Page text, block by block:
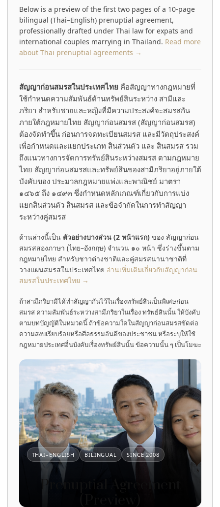
Below is a preview of the first two pages of a 10-page
bilingual (Thai–English) prenuptial agreement,
professionally drafted under Thai law for expats and
international couples marrying in Thailand. Read more
about Thai prenuptial agreements →
สัญญาก่อนสมรสในประเทศไทยคือสัญญาทางกฎหมายที่
ใช้กำหนดความสัมพันธ์ด้านทรัพย์สินระหว่าง สามีและ
ภริยา สำหรับชายและหญิงที่มีความประสงค์จะสมรสกัน
ภายใต้กฎหมายไทย สัญญาก่อนสมรส (สัญญาก่อนสมรส)
ต้องจัดทำขึ้น ก่อนการจดทะเบียนสมรส และมีวัตถุประสงค์
เพื่อกำหนดและแยกประเภท สินส่วนตัว และ สินสมรส รวม
ถึงแนวทางการจัดการทรัพย์สินระหว่างสมรส ตามกฎหมาย
ไทย สัญญาก่อนสมรสและทรัพย์สินของสามีภริยาอยู่ภายใต้
บังคับของ ประมวลกฎหมายแพ่งและพาณิชย์ มาตรา
๑๔๖๕ ถึง ๑๔๙๓ ซึ่งกำหนดหลักเกณฑ์เกี่ยวกับการแบ่ง
แยกสินส่วนตัว สินสมรส และข้อจำกัดในการทำสัญญา
ระหว่างคู่สมรส
ด้านล่างนี้เป็น ตัวอย่างบางส่วน (2 หน้าแรก)ของ สัญญาก่อน
สมรสสองภาษา (ไทย–อังกฤษ) จำนวน ๑๐ หน้า ซึ่งร่างขึ้นตาม
กฎหมายไทย สำหรับชาวต่างชาติและคู่สมรสนานาชาติที่
วางแผนสมรสในประเทศไทย อ่านเพิ่มเติมเกี่ยวกับสัญญาก่อน
สมรสในประเทศไทย →
ถ้าสามีภริยามิได้ทำสัญญากันไว้ในเรื่องทรัพย์สินเป็นพิเศษก่อน
สมรส ความสัมพันธ์ระหว่างสามีภริยาในเรื่อง ทรัพย์สินนั้น ให้บังคับ
ตามบทบัญญัติในหมวดนี้ ถ้าข้อความใดในสัญญาก่อนสมรสขัดต่อ
ความสงบเรียบร้อยหรือศีลธรรมอันดีของประชาชน หรือระบุให้ใช้
กฎหมายประเทศอื่นบังคับเรื่องทรัพย์สินนั้น ข้อความนั้น ๆ เป็นโมฆะ
THAI–ENGLISH BILINGUAL SINCE 2008
Prenuptial Agreement